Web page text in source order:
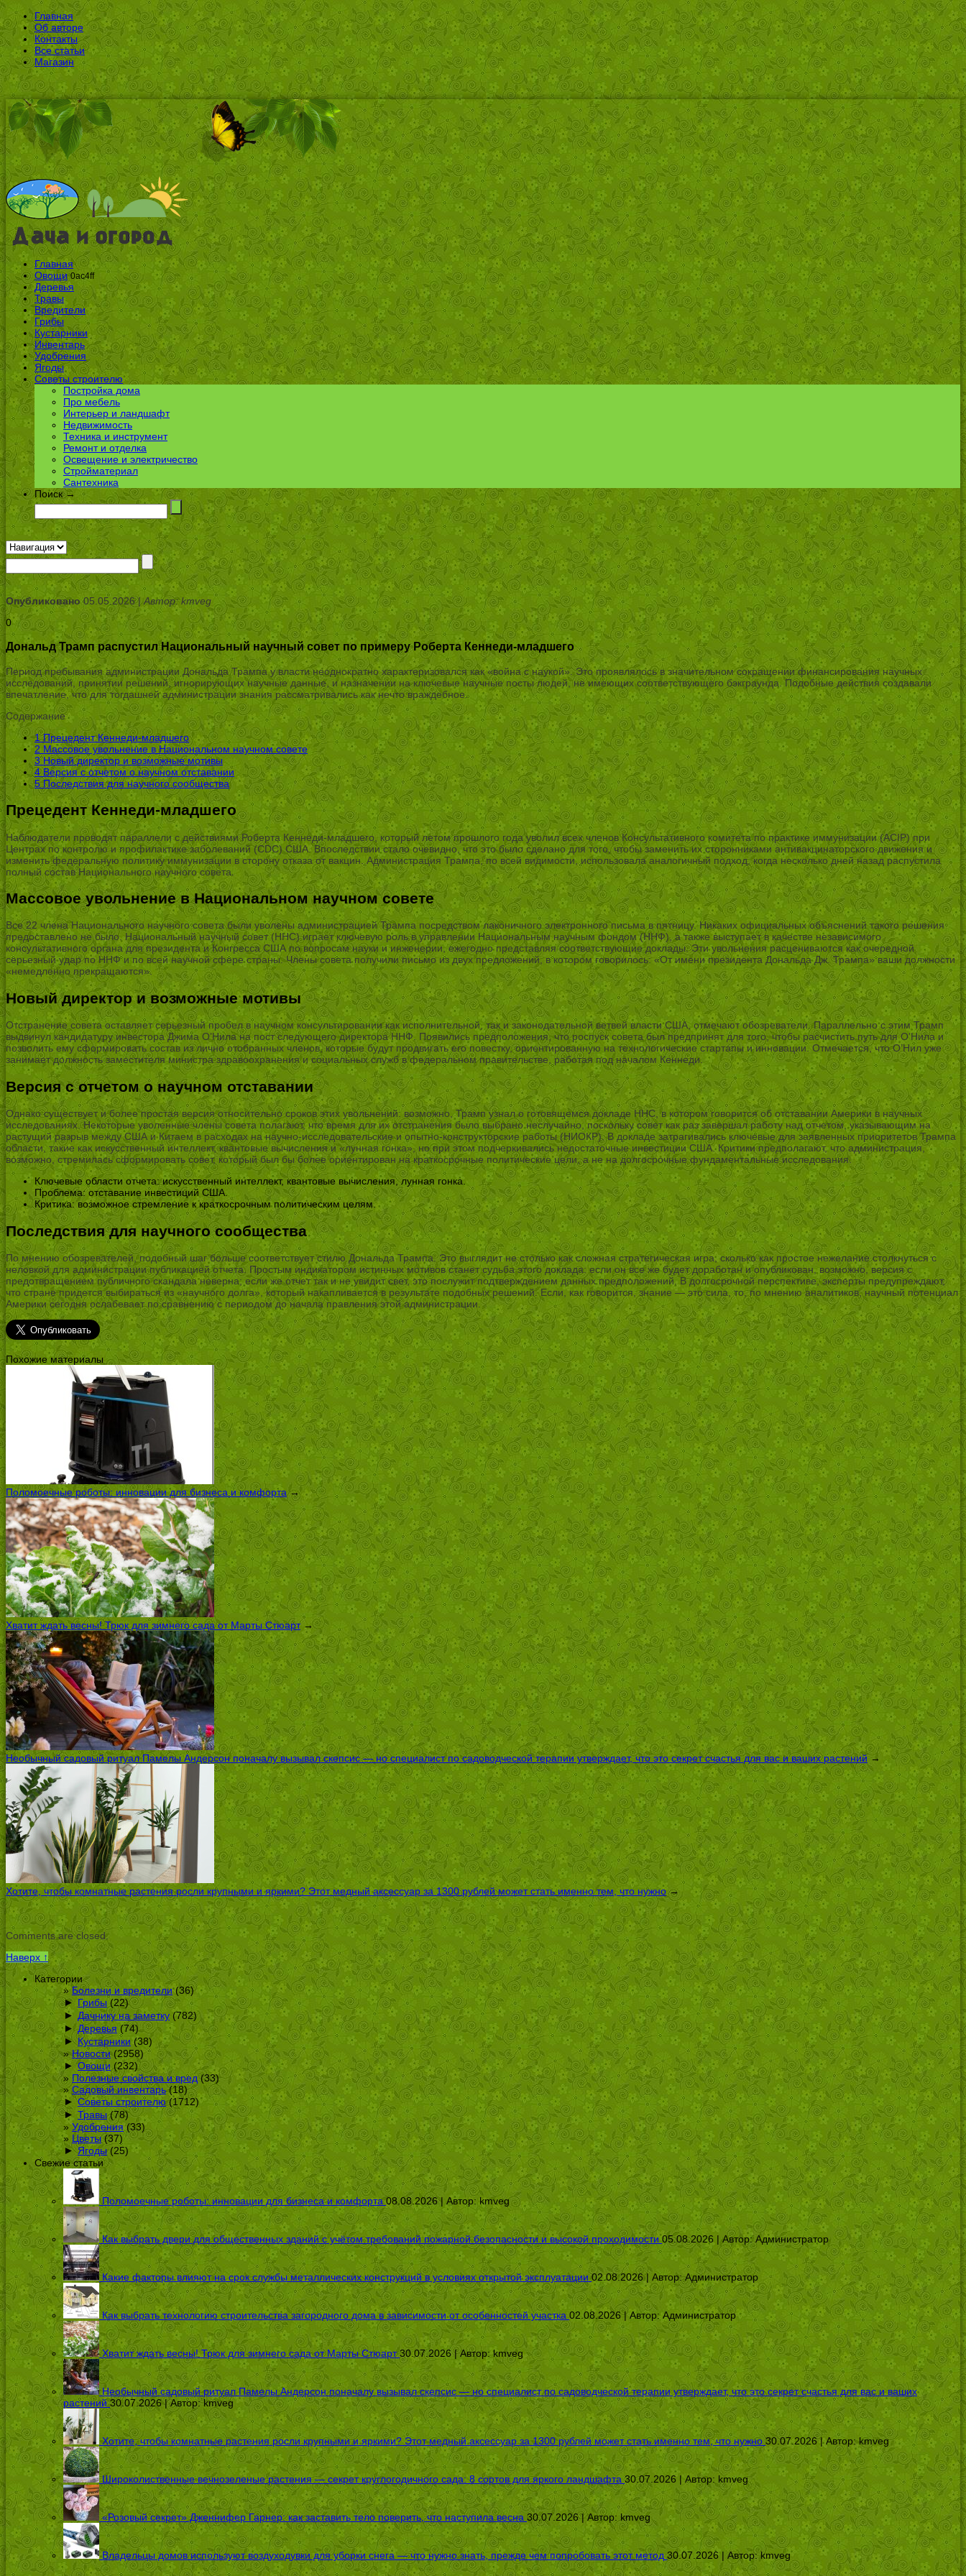
Главная
Об авторе
Контакты
Все статьи
Магазин
Главная
Овощи 0ac4ff
Деревья
Травы
Вредители
Грибы
Кустарники
Инвентарь
Удобрения
Ягоды
Советы строителю
Постройка дома
Про мебель
Интерьер и ландшафт
Недвижимость
Техника и инструмент
Ремонт и отделка
Освещение и электричество
Стройматериал
Сантехника
Поиск →
Опубликовано05.05.2026 |Автор: kmveg
0
Дональд Трамп распустил Национальный научный совет по примеру Роберта Кеннеди-младшего
Период пребывания администрации Дональда Трампа у власти неоднократно характеризовался как «война с наукой». Это проявлялось в значительном сокращении финансирования научных
исследований, принятии решений, игнорирующих научные данные, и назначении на ключевые научные посты людей, не имеющих соответствующего бэкграунда. Подобные действия создавали
впечатление, что для тогдашней администрации знания рассматривались как нечто враждебное.
Содержание
1Прецедент Кеннеди-младшего
2 Массовое увольнение в Национальном научном совете
3Новый директор и возможные мотивы
4Версия с отчетом о научном отставании
5Последствия для научного сообщества
Прецедент Кеннеди-младшего
Наблюдатели проводят параллели с действиями Роберта Кеннеди-младшего, который летом прошлого года уволил всех членов Консультативного комитета по практике иммунизации (ACIP) при
Центрах по контролю и профилактике заболеваний (CDC) США. Впоследствии стало очевидно, что это было сделано для того, чтобы заменить их сторонниками антивакцинаторского движения и
изменить федеральную политику иммунизации в сторону отказа от вакцин. Администрация Трампа, по всей видимости, использовала аналогичный подход, когда несколько дней назад распустила
полный состав Национального научного совета.
Массовое увольнение в Национальном научном совете
Все 22 члена Национального научного совета были уволены администрацией Трампа посредством лаконичного электронного письма в пятницу. Никаких официальных объяснений такого решения
предоставлено не было. Национальный научный совет (ННС) играет ключевую роль в управлении Национальным научным фондом (ННФ), а также выступает в качестве независимого
консультативного органа для президента и Конгресса США по вопросам науки и инженерии, ежегодно представляя соответствующие доклады. Эти увольнения расцениваются как очередной
серьезный удар по ННФ и по всей научной сфере страны. Члены совета получили письмо из двух предложений, в котором говорилось: «От имени президента Дональда Дж. Трампа» ваши должности
«немедленно прекращаются».
Новый директор и возможные мотивы
Отстранение совета оставляет серьезный пробел в научном консультировании как исполнительной, так и законодательной ветвей власти США, отмечают обозреватели. Параллельно с этим Трамп
выдвинул кандидатуру инвестора Джима О’Нила на пост следующего директора ННФ. Появились предположения, что роспуск совета был предпринят для того, чтобы расчистить путь для О’Нила и
позволить ему сформировать состав из лично отобранных членов, которые будут продвигать его повестку, ориентированную на технологические стартапы и инновации. Отмечается, что О’Нил уже
занимает должность заместителя министра здравоохранения и социальных служб в федеральном правительстве, работая под началом Кеннеди.
Версия с отчетом о научном отставании
Однако существует и более простая версия относительно сроков этих увольнений: возможно, Трамп узнал о готовящемся докладе ННС, в котором говорится об отставании Америки в научных
исследованиях. Некоторые уволенные члены совета полагают, что время для их отстранения было выбрано неслучайно, поскольку совет как раз завершал работу над отчетом, указывающим на
растущий разрыв между США и Китаем в расходах на научно-исследовательские и опытно-конструкторские работы (НИОКР). В докладе затрагивались ключевые для заявленных приоритетов Трампа
области, такие как искусственный интеллект, квантовые вычисления и «лунная гонка», но при этом подчеркивались недостаточные инвестиции США. Критики предполагают, что администрация,
возможно, стремилась сформировать совет, который был бы более ориентирован на краткосрочные политические цели, а не на долгосрочные фундаментальные исследования.
Ключевые области отчета: искусственный интеллект, квантовые вычисления, лунная гонка.
Проблема: отставание инвестиций США.
Критика: возможное стремление к краткосрочным политическим целям.
Последствия для научного сообщества
По мнению обозревателей, подобный шаг больше соответствует стилю Дональда Трампа. Это выглядит не столько как сложная стратегическая игра, сколько как простое нежелание столкнуться с
неловкой для администрации публикацией отчета. Простым индикатором истинных мотивов станет судьба этого доклада: если он все же будет доработан и опубликован, возможно, версия с
предотвращением публичного скандала неверна; если же отчет так и не увидит свет, это послужит подтверждением данных предположений. В долгосрочной перспективе, эксперты предупреждают,
что стране придется выбираться из «научного долга», который накапливается в результате подобных решений. Если, как говорится, знание — это сила, то, по мнению аналитиков, научный потенциал
Америки сегодня ослабевает по сравнению с периодом до начала правления этой администрации.
Похожие материалы
Поломоечные роботы: инновации для бизнеса и комфорта→
Хватит ждать весны! Трюк для зимнего сада от Марты Стюарт→
Необычный садовый ритуал Памелы Андерсон поначалу вызывал скепсис — но специалист по садоводческой терапии утверждает, что это секрет счастья для вас и ваших растений→
Хотите, чтобы комнатные растения росли крупными и яркими? Этот медный аксессуар за 1300 рублей может стать именно тем, что нужно→
Comments are closed.
Наверх ↑
Категории
Болезни и вредители(36)
► Грибы (22)
► Дачнику на заметку (782)
► Деревья (74)
► Кустарники (38)
Новости(2958)
► Овощи(232)
Полезные свойства и вред(33)
Садовый инвентарь(18)
► Советы строителю(1712)
► Травы(78)
Удобрения (33)
Цветы(37)
► Ягоды(25)
Свежие статьи
Поломоечные роботы: инновации для бизнеса и комфорта 08.08.2026 | Автор:kmveg
Как выбрать двери для общественных зданий с учётом требований пожарной безопасности и высокой проходимости 05.08.2026 | Автор:Администратор
Какие факторы влияют на срок службы металлических конструкций в условиях открытой эксплуатации 02.08.2026 | Автор:Администратор
Как выбрать технологию строительства загородного дома в зависимости от особенностей участка 02.08.2026 | Автор:Администратор
Хватит ждать весны! Трюк для зимнего сада от Марты Стюарт 30.07.2026 | Автор:kmveg
Необычный садовый ритуал Памелы Андерсон поначалу вызывал скепсис — но специалист по садоводческой терапии утверждает, что это секрет счастья для вас и ваших
растений 30.07.2026 | Автор:kmveg
Хотите, чтобы комнатные растения росли крупными и яркими? Этот медный аксессуар за 1300 рублей может стать именно тем, что нужно 30.07.2026 | Автор:kmveg
Широколиственные вечнозеленые растения — секрет круглогодичного сада: 8 сортов для яркого ландшафта 30.07.2026 | Автор: kmveg
«Розовый секрет» Дженнифер Гарнер: как заставить тело поверить, что наступила весна 30.07.2026 | Автор: kmveg
Владельцы домов используют воздуходувки для уборки снега — что нужно знать, прежде чем попробовать этот метод 30.07.2026 | Автор:kmveg